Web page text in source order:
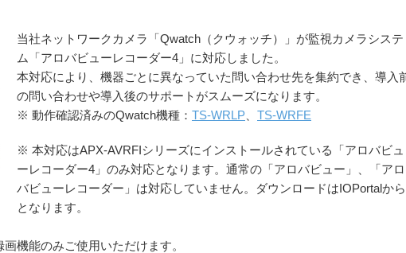
当社ネットワークカメラ「Qwatch（クウォッチ）」が監視カメラシステ
ム「アロバビューレコーダー4」に対応しました。
本対応により、機器ごとに異なっていた問い合わせ先を集約でき、導入
の問い合わせや導入後のサポートがスムーズになります。
※ 動作確認済みのQwatch機種： TS-WRLP TS-WRFE
※ 本対応はAPX-AVRFIシリーズにインストールされている「アロバビュ
ーレコーダー4」のみ対応となります。通常の「アロバビュー」、「アロ
バビューレコーダー」は対応していません。ダウンロードはIOPortalから
となります。
機能のみご使用いただけます。